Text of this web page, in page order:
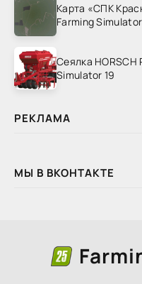
Карта «СПК
Farming
Сеялка HORSCH
Simulator 19
РЕКЛАМА
МЫ В ВКОНТАКТЕ